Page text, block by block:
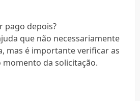
pago depois?
que não necessariamente
mas é importante verificar as
momento da solicitação.